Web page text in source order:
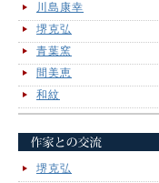
川島康幸
堺克弘
青葉窯
間美恵
和紋
堺克弘